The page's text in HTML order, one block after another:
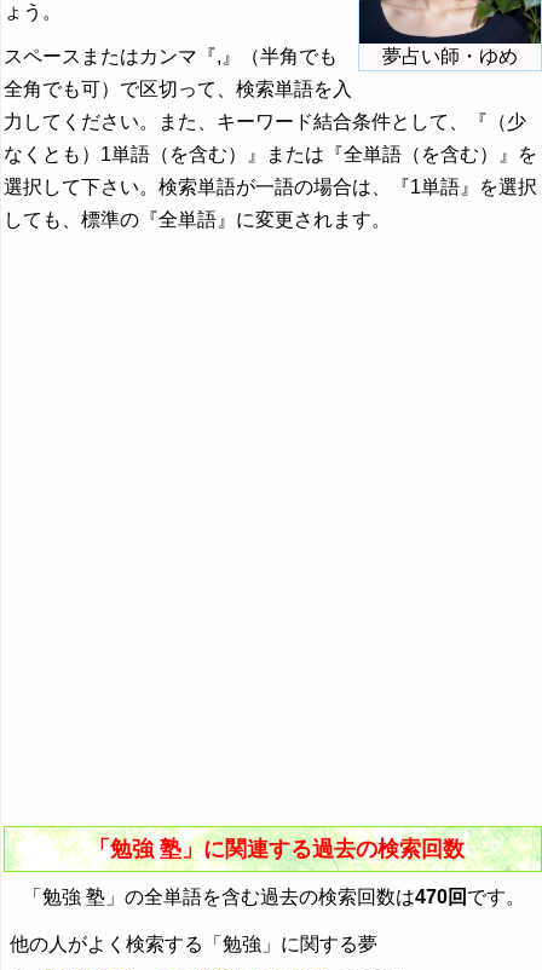
夢占い師・ゆめ
ょう。
スペースまたはカンマ『,』（半角でも
全角でも可）で区切って、検索単語を入
力してください。また、キーワード結合条件として、『（少
なくとも）1単語（を含む）』または『全単語（を含む）』を
選択して下さい。検索単語が一語の場合は、『1単語』を選択
しても、標準の『全単語』に変更されます。
「勉強 塾」に関連する過去の検索回数
「勉強 塾」の全単語を含む過去の検索回数は470回 です。
他の人がよく検索する「勉強」に関する夢